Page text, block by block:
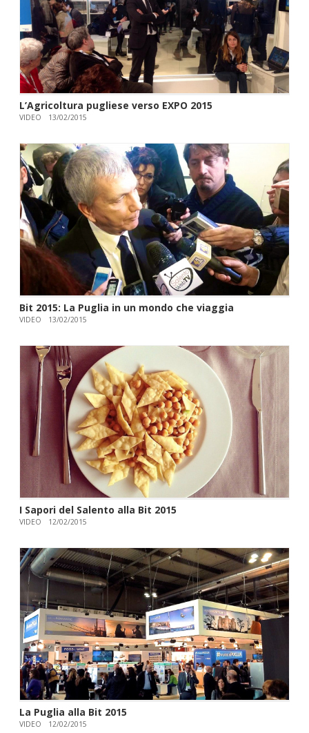
L’Agricoltura pugliese verso EXPO 2015
VIDEO 13/02/2015
Bit 2015: La Puglia in un mondo che viaggia
VIDEO 13/02/2015
I Sapori del Salento alla Bit 2015
VIDEO 12/02/2015
La Puglia alla Bit 2015
VIDEO 12/02/2015